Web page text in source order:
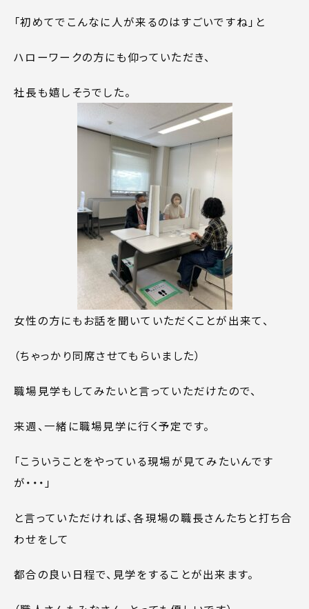
「初めてでこんなに人が来るのはすごいですね」と
ハローワークの方にも仰っていただき、
社長も嬉しそうでした。
女性の方にもお話を聞いていただくことが出来て、
（ちゃっかり同席させてもらいました）
職場見学もしてみたいと言っていただけたので、
来週、一緒に職場見学に行く予定です。
「こういうことをやっている現場が見てみたいんです
が・・・」
と言っていただければ、各現場の職長さんたちと打ち合
わせをして
都合の良い日程で、見学をすることが出来ます。